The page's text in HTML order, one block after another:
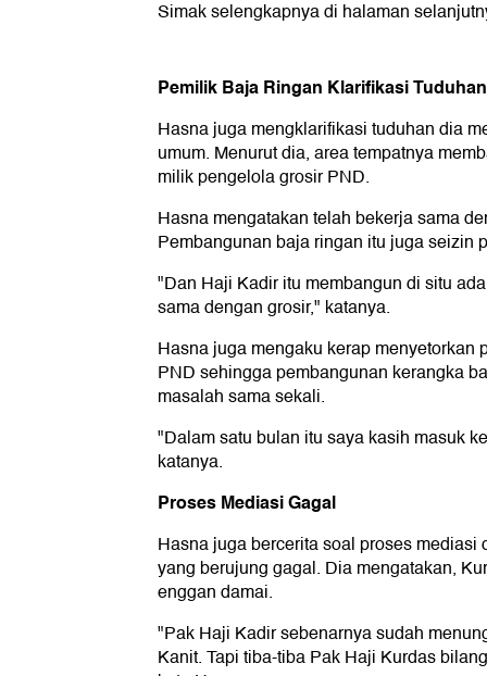
Simak selengkapnya di halaman
Pemilik Baja Ringan Klarifikasi
Hasna juga mengklarifikasi tuduhan dia
umum. Menurut dia, area tempatnya
milik pengelola grosir PND.
Hasna mengatakan telah bekerja sama
Pembangunan baja ringan itu juga seizin
"Dan Haji Kadir itu membangun di situ
sama dengan grosir," katanya.
Hasna juga mengaku kerap menyetorkan
PND sehingga pembangunan kerangka
masalah sama sekali.
"Dalam satu bulan itu saya kasih masuk
katanya.
Proses Mediasi Gagal
Hasna juga bercerita soal proses
yang berujung gagal. Dia mengatakan,
enggan damai.
"Pak Haji Kadir sebenarnya sudah
Kanit. Tapi tiba-tiba Pak Haji Kurdas